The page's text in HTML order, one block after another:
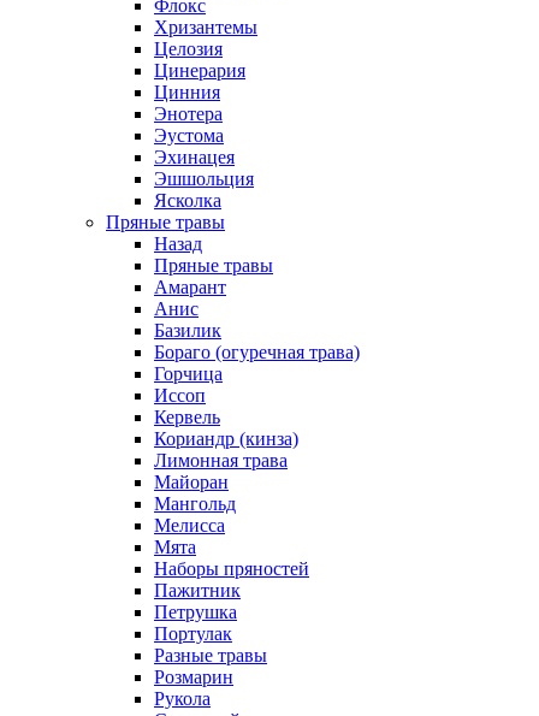
Флокс
Хризантемы
Целозия
Цинерария
Цинния
Энотера
Эустома
Эхинацея
Эшшольция
Ясколка
Пряные травы
Назад
Пряные травы
Амарант
Анис
Базилик
Бораго (огуречная трава)
Горчица
Иссоп
Кервель
Кориандр (кинза)
Лимонная трава
Майоран
Мангольд
Мелисса
Мята
Наборы пряностей
Пажитник
Петрушка
Портулак
Разные травы
Розмарин
Рукола